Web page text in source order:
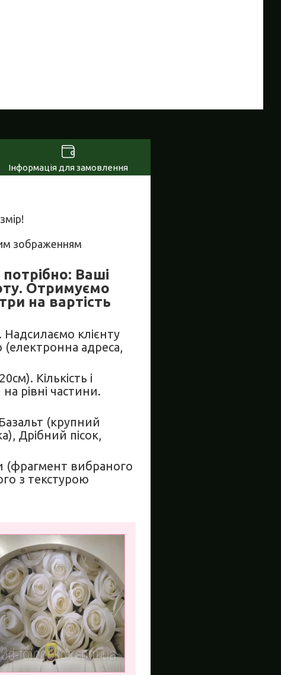
Інформація для замовлення
зображенням
Ваші
Отримуємо
на вартість
Надсилаємо клієнту
(електронна адреса,
Кількість і
рівні частини.
(крупний
Дрібний пісок,
(фрагмент вибраного
з текстурою